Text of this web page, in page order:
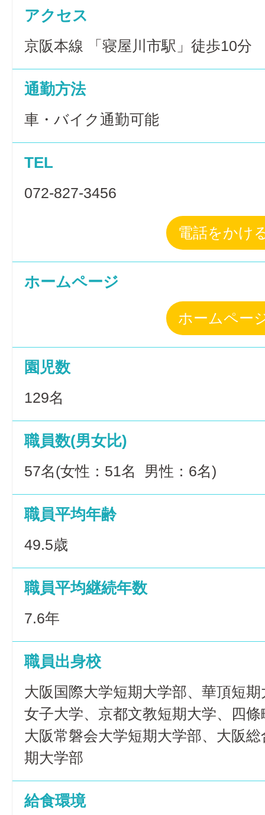
アクセス
京阪本線 「寝屋川市駅」徒歩10分
通勤方法
車・バイク通勤可能
TEL
072-827-3456
電話をかけ
ホームページ
ホームペー
園児数
129名
職員数(男女比)
57名(女性：51名 男性：6名)
職員平均年齢
49.5歳
職員平均継続年数
7.6年
職員出身校
大阪国際大学短期大学部、華頂短
女子大学、京都文教短期大学、四
大阪常磐会大学短期大学部、大阪
期大学部
給食環境